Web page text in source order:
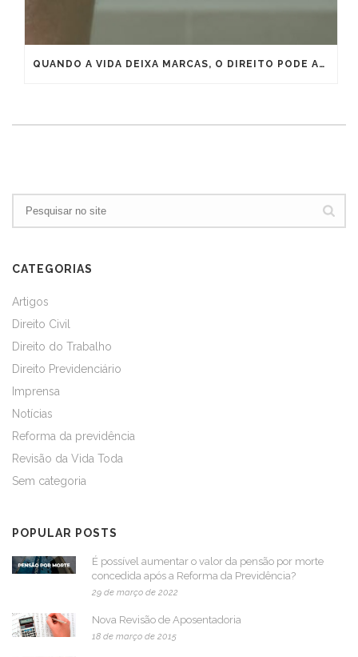
QUANDO A VIDA DEIXA MARCAS, O DIREITO PODE ANTECIPAR A APOSENTADORIA
CATEGORIAS
Artigos
Direito Civil
Direito do Trabalho
Direito Previdenciário
Imprensa
Notícias
Reforma da previdência
Revisão da Vida Toda
Sem categoria
POPULAR POSTS
É possível aumentar o valor da pensão por morte
concedida após a Reforma da Previdência?
29 de março de 2022
Nova Revisão de Aposentadoria
18 de março de 2015